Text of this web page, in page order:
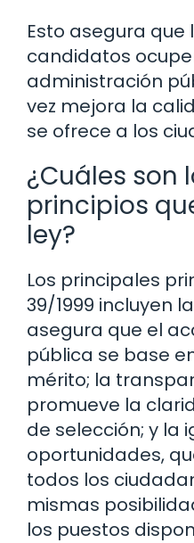
Esto asegura que
candidatos
administración
vez mejora la
se ofrece a los
¿Cuáles son
principios
ley?
Los principales
39/1999 incluyen
asegura que el
pública se base
mérito; la
promueve la
de selección; y la
oportunidades,
todos los
mismas
los puestos